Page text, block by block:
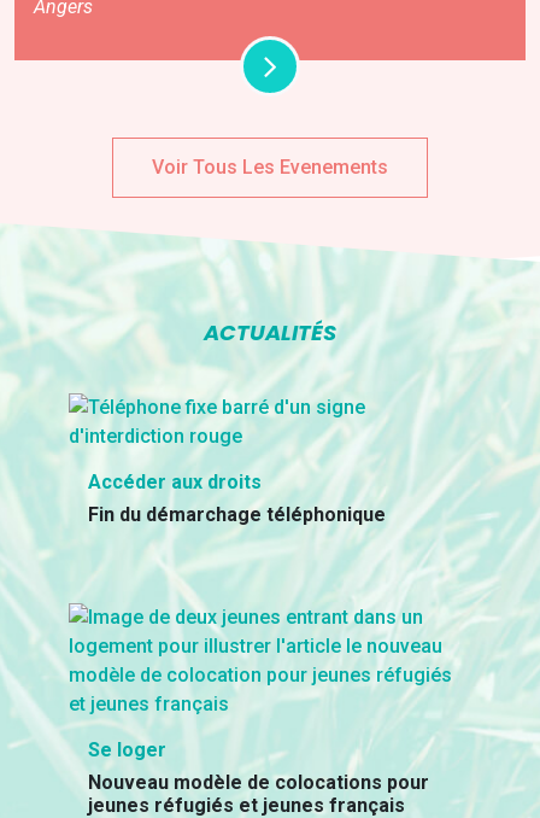
Angers
Voir Tous Les Evenements
ACTUALITÉS
Accéder aux droits
Fin du démarchage téléphonique
Se loger
Nouveau modèle de colocations pour
jeunes réfugiés et jeunes français